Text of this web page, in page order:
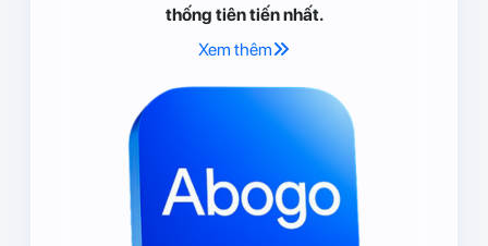
thống tiên tiến nhất.
Xem thêm